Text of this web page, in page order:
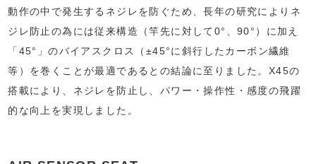
動作の中で発生するネジレを防ぐため、長年の研究によりネ
ジレ防止の為には従来構造（竿先に対して0°、90°）に加え
「45°」のバイアスクロス（±45°に斜行したカーボン繊維
等）を巻くことが最適であるとの結論に至りました。X45の
搭載により、ネジレを防止し、パワー・操作性・感度の飛躍
的な向上を実現しました。